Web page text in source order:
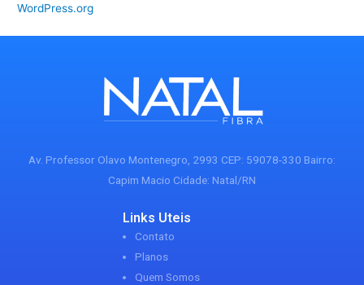
WordPress.org
Av. Professor Olavo Montenegro, 2993 CEP: 59078-330 Bairro:
Capim Macio Cidade: Natal/RN
Links Uteis
Contato
Planos
Quem Somos